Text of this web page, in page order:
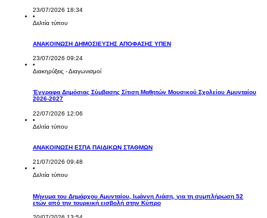
23/07/2026 18:34
•
Δελτία τύπου
ΑΝΑΚΟΙΝΩΣΗ ΔΗΜΟΣΙΕΥΣΗΣ ΑΠΟΦΑΣΗΣ ΥΠΕΝ
23/07/2026 09:24
•
Διακηρύξεις - Διαγωνισμοί
Έγγραφα Δημόσιας Σύμβασης Σίτιση Μαθητών Μουσικού Σχολείου Αμυνταίου
2026-2027
22/07/2026 12:06
•
Δελτία τύπου
ΑΝΑΚΟΙΝΩΣΗ ΕΣΠΑ ΠΑΙΔΙΚΩΝ ΣΤΑΘΜΩΝ
21/07/2026 09:48
•
Δελτία τύπου
Μήνυμα του Δημάρχου Αμυνταίου, Ιωάννη Λιάση, για τη συμπλήρωση 52
ετών από την τουρκική εισβολή στην Κύπρο